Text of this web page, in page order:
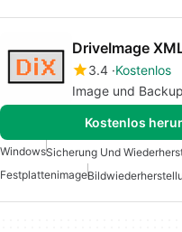
DriveImage
3.4 Kostenlos
Image und
Kostenlos
WindowsSicherung Und
Festplattenimage